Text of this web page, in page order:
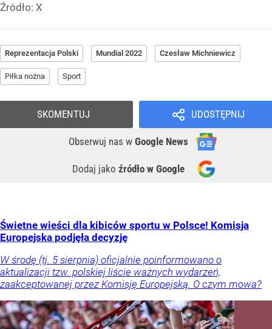
Źródło: X
Reprezentacja Polski Mundial 2022 Czesław Michniewicz
Piłka nożna Sport
UDOSTĘPNIJ
Obserwuj nas w Google News
Dodaj jako źródło w Google
SKOMENTUJ
Świetne wieści dla kibiców sportu w Polsce! Komisja
Europejska podjęła decyzję
W środę (tj. 5 sierpnia) oficjalnie poinformowano o
aktualizacji tzw. polskiej liście ważnych wydarzeń,
zaakceptowanej przez Komisję Europejską. O czym mowa?